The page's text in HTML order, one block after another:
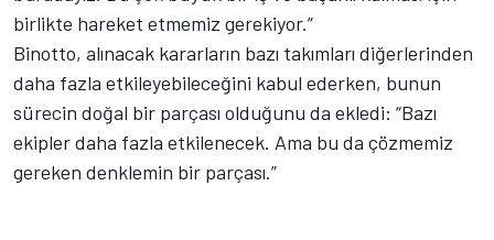
birlikte hareket etmemiz gerekiyor.”
Binotto, alınacak kararların bazı takımları diğerlerinden
daha fazla etkileyebileceğini kabul ederken, bunun
sürecin doğal bir parçası olduğunu da ekledi: “Bazı
ekipler daha fazla etkilenecek. Ama bu da çözmemiz
gereken denklemin bir parçası.”